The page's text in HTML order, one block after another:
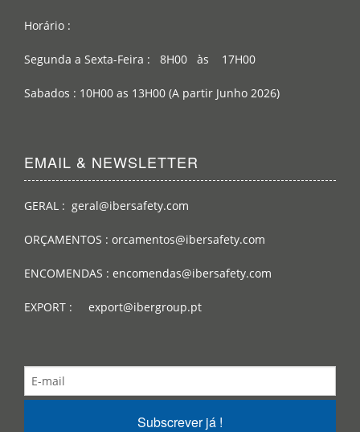
Horário :
Segunda a Sexta-Feira : 8H00 às 17H00
Sabados : 10H00 as 13H00 (A partir Junho 2026)
EMAIL & NEWSLETTER
GERAL : geral@ibersafety.com
ORÇAMENTOS : orcamentos@ibersafety.com
ENCOMENDAS : encomendas@ibersafety.com
EXPORT : export@ibergroup.pt
Subscrever já !